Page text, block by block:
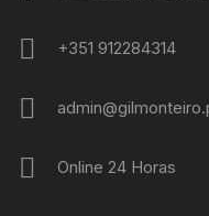
+351 912284314
Online 24 Horas